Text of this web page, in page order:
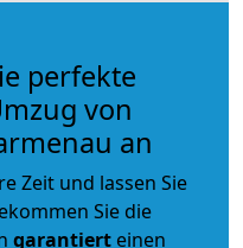
perfekte
von
an
Zeit und lassen Sie
Sie die
garantiert einen